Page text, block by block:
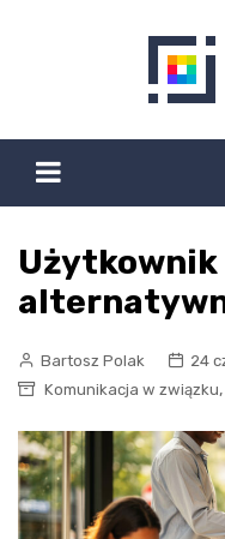
Użytkownik
Bartosz Polak
24
Komunikacja w związku,